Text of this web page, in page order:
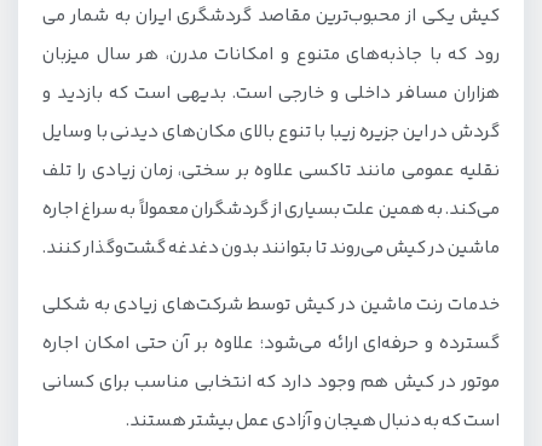
کیش یکی از محبوب‌ترین مقاصد گردشگری ایران به شمار می
رود که با جاذبه‌های متنوع و امکانات مدرن، هر سال میزبان
هزاران مسافر داخلی و خارجی است. بدیهی است که بازدید و
گردش در این جزیره زیبا با تنوع بالای مکان‌های دیدنی با وسایل
نقلیه عمومی مانند تاکسی علاوه بر سختی، زمان زیادی را تلف
می‌کند. به همین علت بسیاری از گردشگران معمولاً به سراغ اجاره
ماشین در کیش می‌روند تا بتوانند بدون دغدغه گشت‌وگذار کنند.
خدمات رنت ماشین در کیش توسط شرکت‌های زیادی به شکلی
گسترده و حرفه‌ای ارائه می‌شود؛ علاوه بر آن حتی امکان اجاره
موتور در کیش هم وجود دارد که انتخابی مناسب برای کسانی
است که به دنبال هیجان و آزادی عمل بیشتر هستند.